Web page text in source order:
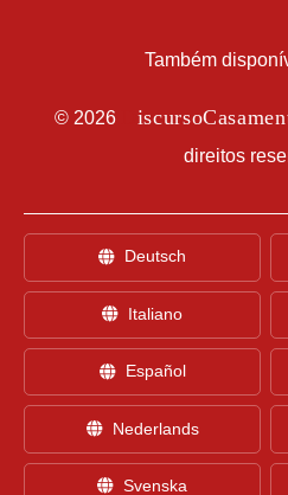
Também
© 2026
direitos
Deutsch
Italiano
Español
Nederlands
Svenska